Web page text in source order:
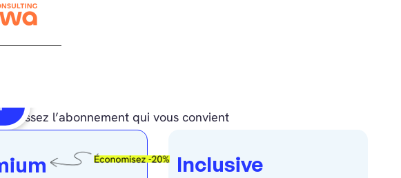
l’abonnement qui vous convient
dès demain !
Inclusive